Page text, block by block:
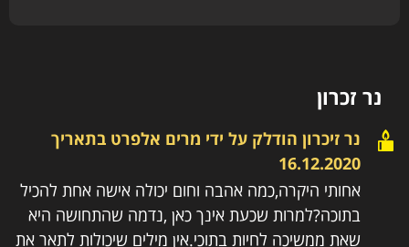
נר זכרון
נר זיכרון הודלק על ידי מרים אלפרט בתאריך
16.12.2020
אחותי היקרה,כמה אהבה וחום יכולה אישה אחת להכיל
בתוכה?למרות שכעת אינך כאן ,נדמה שהתחושה היא
שאת ממשיכה לחיות בתוכי.אין מילים שיכולות לתאר את